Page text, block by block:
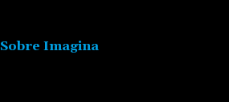
Sobre Imagina